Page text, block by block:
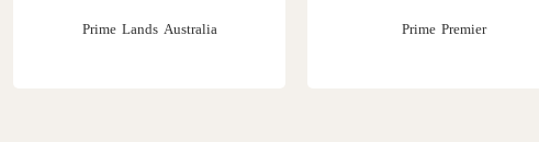
Prime Lands Australia Prime Premier